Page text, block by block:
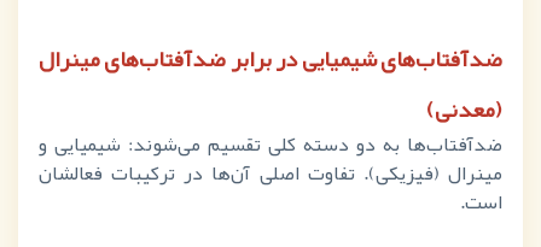
ضدآفتاب‌های شیمیایی در برابر ضدآفتاب‌های مینرال
(معدنی)
ضدآفتاب‌ها به دو دسته کلی تقسیم می‌شوند: شیمیایی و
مینرال (فیزیکی). تفاوت اصلی آن‌ها در ترکیبات فعالشان
است.